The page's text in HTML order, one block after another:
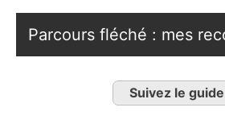
Parcours fléché : mes
Suivez le